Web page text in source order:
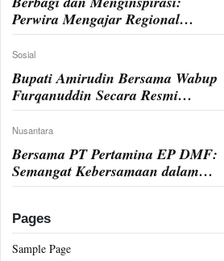
Perwira Mengajar Regional
Indonesia Timur Goes to Banggai
Sosial
Bupati Amirudin Bersama Wabup
Furqanuddin Secara Resmi
Membuka Festival Pandanga dan
Kintom Expo 2024
Nusantara
Bersama PT Pertamina EP DMF:
Semangat Kebersamaan dalam
Buka Puasa Bersama dan
Pages
Sample Page